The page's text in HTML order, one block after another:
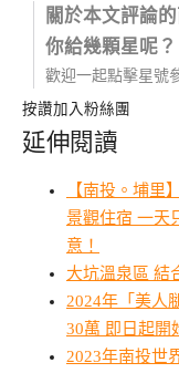
關於本文評論
你給幾顆星呢？
歡迎一起點擊星號
按讚加入粉絲團
延伸閱讀
【南投。埔里
景觀住宿 一天
意！
大坑溫泉區 結
2024年「美人
30萬 即日起開
2023年南投世